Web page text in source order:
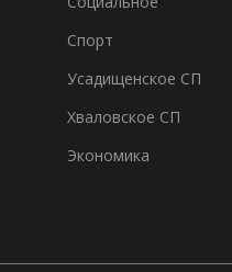
Спорт
Усадищенское СП
Хваловское СП
Экономика